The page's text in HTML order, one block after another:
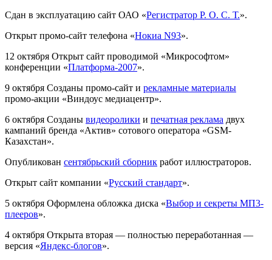
Сдан в эксплуатацию сайт ОАО «Регистратор Р. О. С. Т.».
Открыт промо-сайт телефона «Нокиа N93».
12 октября Открыт сайт проводимой «Микрософтом»
конференции «Платформа-2007».
9 октября Созданы промо-сайт и рекламные материалы
промо-акции «Виндоус медиацентр».
6 октября Созданы видеоролики и печатная реклама двух
кампаний бренда «Актив» сотового оператора «GSM-
Казахстан».
Опубликован сентябрьский сборник работ иллюстраторов.
Открыт сайт компании «Русский стандарт».
5 октября Оформлена обложка диска «Выбор и секреты МП3-
плееров».
4 октября Открыта вторая — полностью переработанная —
версия «Яндекс-блогов».